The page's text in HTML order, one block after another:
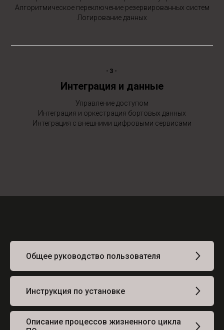
Алгоритмическое переключение резервированных систем
Логирование данных
-3-
Интеграция и данные
Управление доступом
Интеграция и оркестрация бортовых данных
Интеграция с внешними цифровыми сервисами
Общее руководство пользователя
Инструкция по установке
Описание процессов жизненного цикла